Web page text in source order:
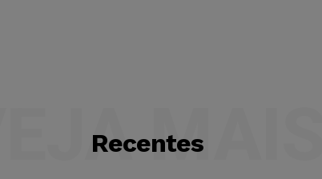
Recentes
VEJA